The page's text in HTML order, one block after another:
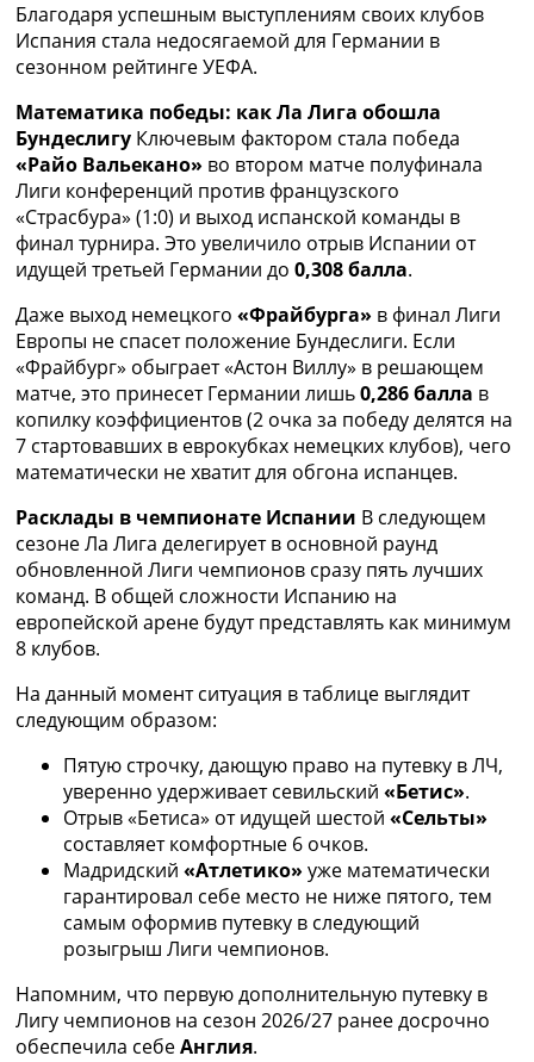
Последние комментарии
Конкурс прогнозов
Логин
Рейтинги
Правила
Коллективный прогноз
Турниры
Чемпионат Мира
Украина. Премьер-Лига
Украина. Первая Лига
Лига Чемпионов
Англия. Премьер Лига
Испания. Ла Лига
Другие Турниры >>>
Таблицы
Таблицы групп Чемпионата Мира
Украина. Премьер-Лига
Украина. Первая Лига
Англия. Премьер-Лига
Испания. Ла Лига
Все таблицы >>>
Рейтинги
Рейтинг стран УЕФА
ТВ программа
Благодаря успешным выступлениям своих клубов
Испания стала недосягаемой для Германии в
сезонном рейтинге УЕФА.
Математика победы: как Ла Лига обошла
Бундеслигу Ключевым фактором стала победа
«Райо Вальекано» во втором матче полуфинала
Лиги конференций против французского
«Страсбура» (1:0) и выход испанской команды в
финал турнира. Это увеличило отрыв Испании от
идущей третьей Германии до 0,308 балла.
Даже выход немецкого «Фрайбурга» в финал Лиги
Европы не спасет положение Бундеслиги. Если
«Фрайбург» обыграет «Астон Виллу» в решающем
матче, это принесет Германии лишь0,286 балла в
копилку коэффициентов (2 очка за победу делятся на
7 стартовавших в еврокубках немецких клубов), чего
математически не хватит для обгона испанцев.
Расклады в чемпионате Испании В следующем
сезоне Ла Лига делегирует в основной раунд
обновленной Лиги чемпионов сразу пять лучших
команд. В общей сложности Испанию на
европейской арене будут представлять как минимум
8 клубов.
На данный момент ситуация в таблице выглядит
следующим образом:
Пятую строчку, дающую право на путевку в ЛЧ,
уверенно удерживает севильский «Бетис».
Отрыв «Бетиса» от идущей шестой «Сельты»
составляет комфортные 6 очков.
Мадридский «Атлетико» уже математически
гарантировал себе место не ниже пятого, тем
самым оформив путевку в следующий
розыгрыш Лиги чемпионов.
Напомним, что первую дополнительную путевку в
Лигу чемпионов на сезон 2026/27 ранее досрочно
обеспечила себеАнглия.